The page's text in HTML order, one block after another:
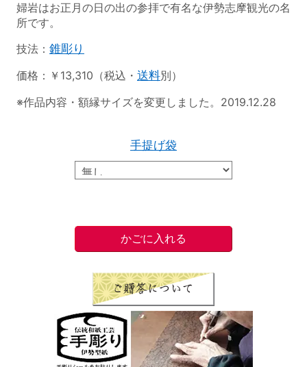
婦岩はお正月の日の出の参拝で有名な伊勢志摩観光の名
所です。
技法： 錐彫り
価格：￥13,310（税込・ 送料別）
※作品内容・額縁サイズを変更しました。2019.12.28
手提げ袋